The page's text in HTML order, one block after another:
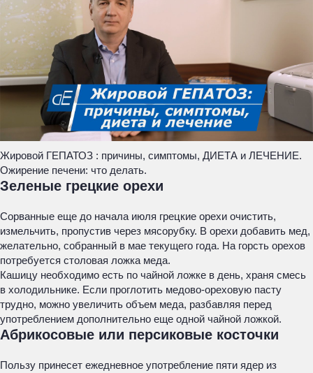
Жировой ГЕПАТОЗ : причины, симптомы, ДИЕТА и ЛЕЧЕНИЕ.
Ожирение печени: что делать.
Зеленые грецкие орехи
Сорванные еще до начала июля грецкие орехи очистить,
измельчить, пропустив через мясорубку. В орехи добавить мед,
желательно, собранный в мае текущего года. На горсть орехов
потребуется столовая ложка меда.
Кашицу необходимо есть по чайной ложке в день, храня смесь
в холодильнике. Если проглотить медово-ореховую пасту
трудно, можно увеличить объем меда, разбавляя перед
употреблением дополнительно еще одной чайной ложкой.
Абрикосовые или персиковые косточки
Пользу принесет ежедневное употребление пяти ядер из